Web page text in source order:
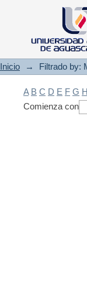
Inicio → Filtrado by:
A B C D E F G H
Comienza con